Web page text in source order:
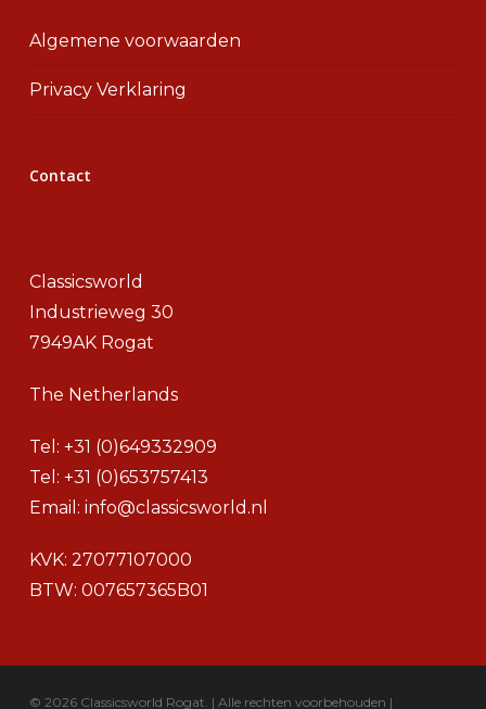
Algemene voorwaarden
Privacy Verklaring
Contact
Classicsworld
Industrieweg 30
7949AK Rogat
The Netherlands
Tel: +31 (0)649332909
Tel: +31 (0)653757413
Email: info@classicsworld.nl
KVK: 27077107000
BTW: 007657365B01
© 2026 Classicsworld Rogat. | Alle rechten voorbehouden |